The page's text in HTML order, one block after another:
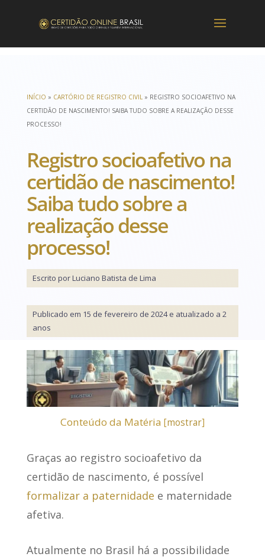
INÍCIO » CARTÓRIO DE REGISTRO CIVIL» REGISTRO SOCIOAFETIVO NA
CERTIDÃO DE NASCIMENTO! SAIBA TUDO SOBRE A REALIZAÇÃO DESSE
PROCESSO!
Registro socioafetivo na
certidão de nascimento!
Saiba tudo sobre a
realização desse
processo!
Escrito por Luciano Batista de Lima
Publicado em 15 de fevereiro de 2024 e atualizado a 2
anos
Conteúdo da Matéria [mostrar]
Graças ao registro socioafetivo da
certidão de nascimento, é possível
formalizar a paternidade e maternidade
afetiva.
Atualmente no Brasil há a possibilidade